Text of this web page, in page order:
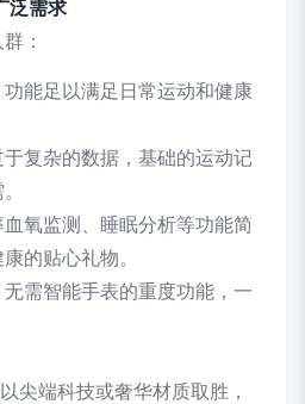
泛需求
：
能足以满足日常运动和健康
于复杂的数据，基础的运动记
血氧监测、睡眠分析等功能简
的贴心礼物。
无需智能手表的重度功能，一
尖端科技或奢华材质取胜，